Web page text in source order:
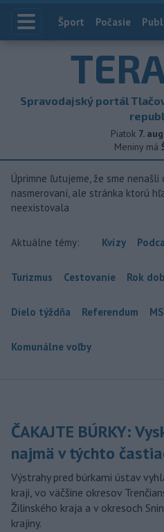
Index
Šport Počasie
Spravodajský portál
Piatok 7.
Meniny má
Úprimne ľutujeme, že sme
nasmerovaní, ale stránka ktorú
neexistovala
Aktuálne témy: Kvízy
Turizmus Cestovanie Rok
Dielo týždňa Referendum
Komunálne voľby
ČAKAJTE BÚRKY:
najmä v týchto
Výstrahy pred búrkami ústav
kraji, vo väčšine okresov
Žilinského kraja a v okresoch
krajiny.